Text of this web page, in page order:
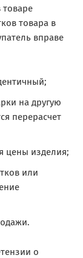
товара в
вправе
на другую
перерасчет
цены изделия;
или
о